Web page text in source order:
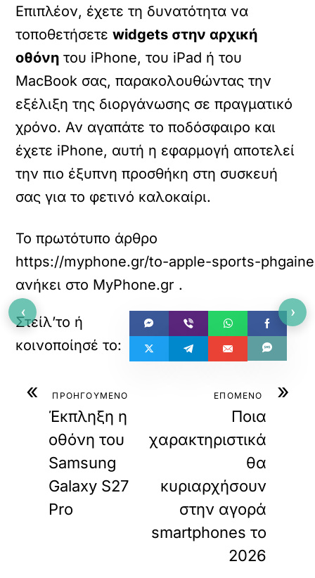
Επιπλέον, έχετε τη δυνατότητα να
τοποθετήσετεwidgets στην αρχική
οθόνη του iPhone, του iPad ή του
MacBook σας, παρακολουθώντας την
εξέλιξη της διοργάνωσης σε πραγματικό
χρόνο. Αν αγαπάτε το ποδόσφαιρο και
έχετε iPhone, αυτή η εφαρμογή αποτελεί
την πιο έξυπνη προσθήκη στη συσκευή
σας για το φετινό καλοκαίρι.
Το πρωτότυπο άρθρο
https://myphone.gr/to-apple-sports-
ανήκει στο MyPhone.gr .
« ΠΡΟΗΓΟΥΜΕΝΟ
Έκπληξη η
οθόνη του
Samsung
Galaxy S27
Pro
»
ΕΠΟΜΕΝΟ
Ποια
χαρακτηριστικά
θα
κυριαρχήσουν
στην αγορά
smartphones το
2026
‹ ›